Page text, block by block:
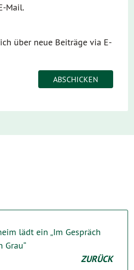
Mail.
über neue Beiträge via E-
lädt ein „Im Gespräch
Grau“
ZURÜCK